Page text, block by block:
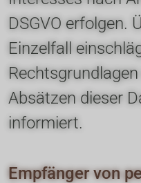
DSGVO erfolgen.
Einzelfall
Absätzen dieser
informiert.
Empfänger von